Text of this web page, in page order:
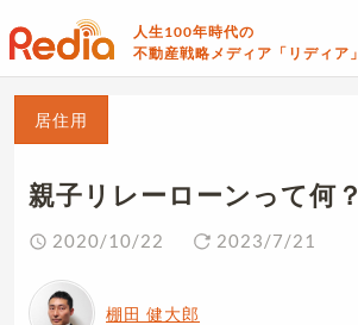
人生100年時代の
不動産戦略メディア「リディア」
居住用
親子リレーローンって何？
2020/10/22 2023/7/21
棚田 健大郎